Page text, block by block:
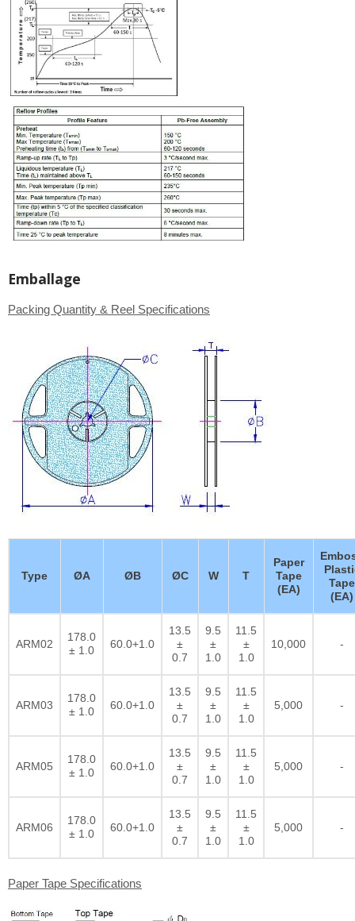
Emballage
Packing Quantity & Reel Specifications
Type ØA ØB ØC W T
Paper
Tape
(EA)
Tape
(EA)
ARM02
178.0
± 1.0
60.0+1.0
13.5
±
0.7
9.5
±
1.0
11.5
±
1.0
10,000 -
ARM03
178.0
± 1.0
60.0+1.0
13.5
±
0.7
9.5
±
1.0
11.5
±
1.0
5,000 -
ARM05
178.0
± 1.0
60.0+1.0
13.5
±
0.7
9.5
±
1.0
11.5
±
1.0
5,000 -
ARM06
178.0
± 1.0
60.0+1.0
13.5
±
0.7
9.5
±
1.0
11.5
±
1.0
5,000 -
Paper Tape Specifications